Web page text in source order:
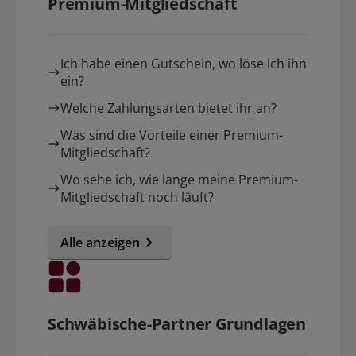
Ich habe einen Gutschein, wo löse ich ihn
ein?
Welche Zahlungsarten bietet ihr an?
Was sind die Vorteile einer Premium-
Mitgliedschaft?
Wo sehe ich, wie lange meine Premium-
Mitgliedschaft noch läuft?
Alle anzeigen
Schwäbische-Partner Grundlagen